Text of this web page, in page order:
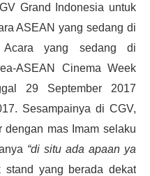
Grand Indonesia untuk
ASEAN yang sedang di
yang sedang di
ASEAN Cinema Week
29 September 2017
Sesampainya di CGV,
dengan mas Imam selaku
“di situ ada apaan ya
stand yang berada dekat